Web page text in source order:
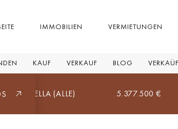
IMMOBILIEN VERMIETUNGEN
KAUF VERKAUF BLOG
(ALLE) 5.377.500 €